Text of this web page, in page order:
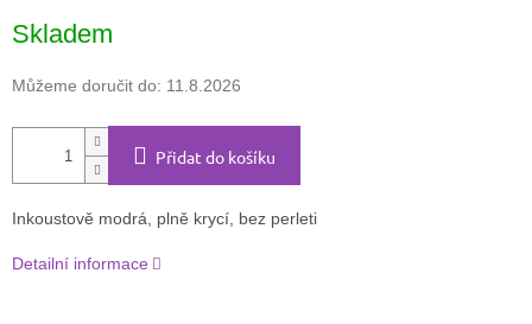
cena:
Skladem
Můžeme doručit do: 11.8.2026
Přidat do košíku
Inkoustově modrá, plně krycí, bez perleti
Detailní informace